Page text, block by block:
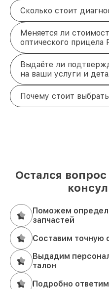
Сколько стоит
Меняется ли
оптического прицела
Выдаёте ли
на ваши услуги и
Почему стоит
Остался
Поможем
запчастей
Составим точную
Выдадим
талон
Подробно